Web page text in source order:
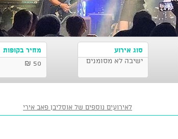
סוג אירוע
ישיבה לא מסומנים
מחיר בקופות
50 ₪
לאירועים נוספים של אוסליבן פאב אירי